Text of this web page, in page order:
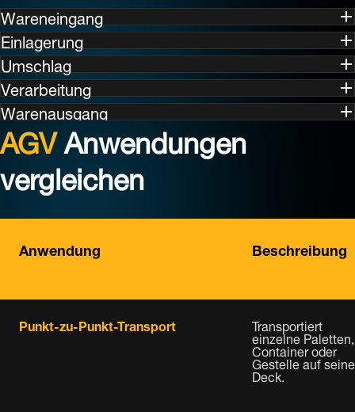
Wareneingang
Einlagerung
Umschlag
Verarbeitung
Warenausgang
AGVAnwendungen
vergleichen
Anwendung Beschreibung
Punkt-zu-Punkt-Transport Transportiert
einzelne Paletten,
Container oder
Gestelle auf
Deck.